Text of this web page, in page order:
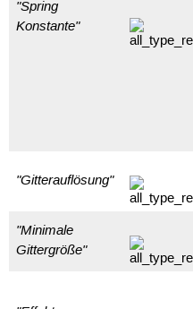
"Spring
Konstante"
"Gitterauflösung"
"Minimale
Gittergröße"